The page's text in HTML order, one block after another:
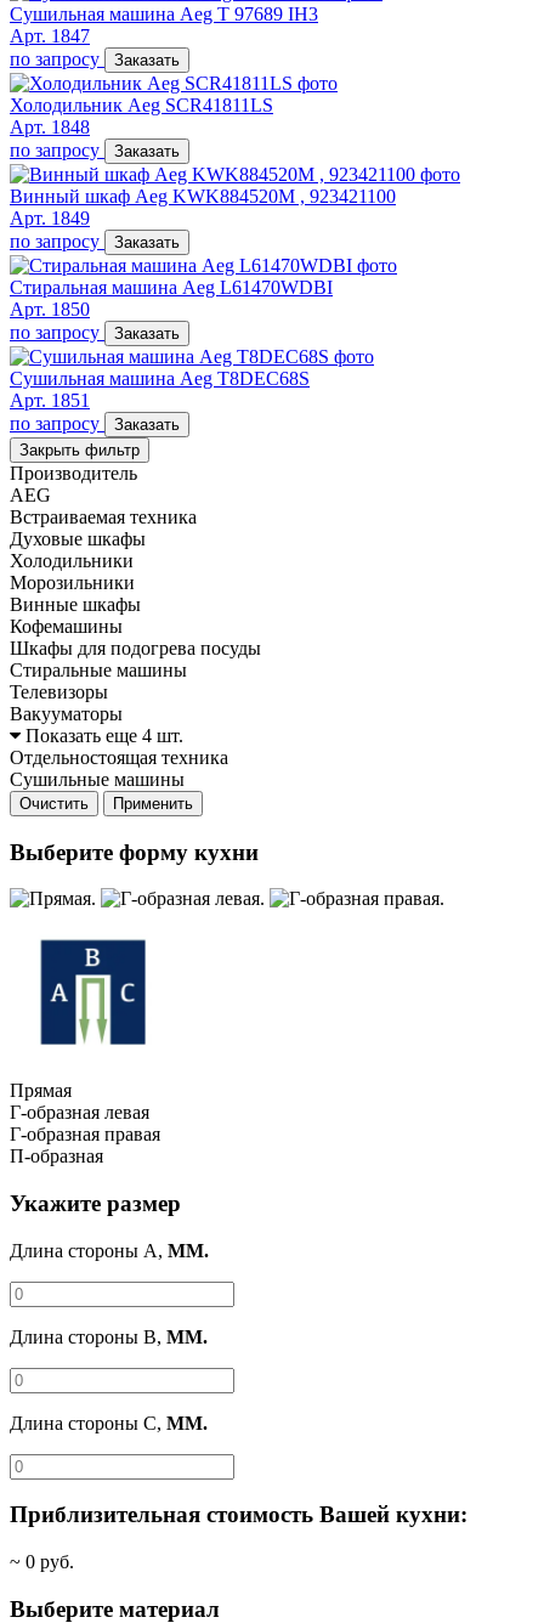
Сушильная машина Aeg T 97689 IH3
Арт. 1847
по запросу
Заказать
Холодильник Aeg SCR41811LS
Арт. 1848
по запросу
Заказать
Винный шкаф Aeg KWK884520M , 923421100
Арт. 1849
по запросу
Заказать
Стиральная машина Aeg L61470WDBI
Арт. 1850
по запросу
Заказать
Сушильная машина Aeg T8DEC68S
Арт. 1851
по запросу
Заказать
Закрыть фильтр
Производитель
AEG
Встраиваемая техника
Духовые шкафы
Холодильники
Морозильники
Винные шкафы
Кофемашины
Шкафы для подогрева посуды
Стиральные машины
Телевизоры
Вакууматоры
Показать еще 4 шт.
Отдельностоящая техника
Сушильные машины
Очистить Применить
Выберите форму кухни
Прямая
Г-образная левая
Г-образная правая
П-образная
Укажите размер
Длина стороны A, ММ.
Длина стороны B, ММ.
Длина стороны C, ММ.
Приблизительная стоимость Вашей кухни:
~ 0 руб.
Выберите материал